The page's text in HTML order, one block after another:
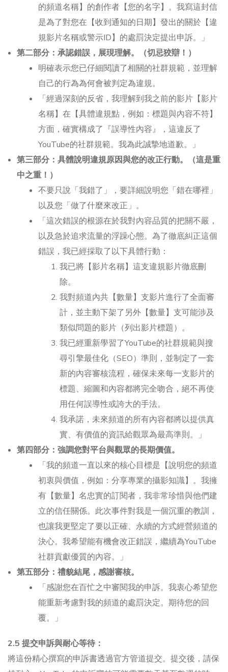
的頻道名稱】的創作者【您的名字】。我寫這封信
是為了對您在【收到通知的日期】發出的關於【違
規影片名稱或警示ID】的處罰決定提出申訴。」
第二部分：承認錯誤，展現理解。
（切忌狡辯！）
明確表示您已仔細閱讀了相關的社群規範，並理解
自己的行為為何會被判定為違規。
「經過深刻的反省，我理解到我之前的影片【影片
名稱】在【具體違規點，例如：標題與內容不符】
方面，確實構成了『誤導性內容』，這違反了
YouTube的社群規範。我為此誠摯地道歉。」
第三部分：具體說明違規原因與您的改正行動。
（這是重
中之重！）
不要只說「我錯了」，要詳細說明您「錯在哪裡」
以及您「做了什麼來改正」。
「這次錯誤的根源在於我對內容品質的把關不嚴，
以及急於追求流量的浮躁心態。為了徹底糾正這個
錯誤，我已經採取了以下具體行動：
我已將【影片名稱】這支違規影片徹底刪
除。
我對頻道內共【數量】支影片進行了全面審
計，並主動下架了另外【數量】支可能涉及
類似問題的影片（列出影片標題）。
我已經重新學習了YouTube的社群規範與搜
尋引擎最佳化（SEO）準則，並制定了一套
新的內容審核流程，確保未來每一支影片的
標題、縮圖和內容都將完全吻合，絕不再使
用任何誤導性或誇大的手法。
我承諾，未來頻道的所有內容都將以提供真
實、有價值的資訊給觀眾為最高準則。」
第四部分：強調您對平台與觀眾的長期價值。
「我的頻道一直以來的核心目標是【說明您的頻道
初衷與價值，例如：分享專業的攝影知識】。我擁
有【數量】名忠實的訂閱者，我非常珍惜與他們建
立的信任關係。此次事件對我是一個沉重的教訓，
也讓我更堅定了要以正確、永續的方式經營頻道的
決心。我希望能有機會改正錯誤，繼續為YouTube
社群貢獻優質的內容。」
第五部分：禮貌結尾，感謝審核。
「感謝您在百忙之中審閱我的申訴。我衷心希望您
能重新考慮對我的頻道的處罰決定。期待您的回
覆。」
2.5 提交申訴與耐心等待：
將這份精心撰寫的申訴書透過官方管道提交。提交後，請保